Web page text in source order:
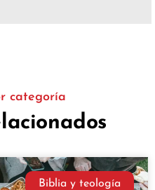
categoría
Biblia y teología